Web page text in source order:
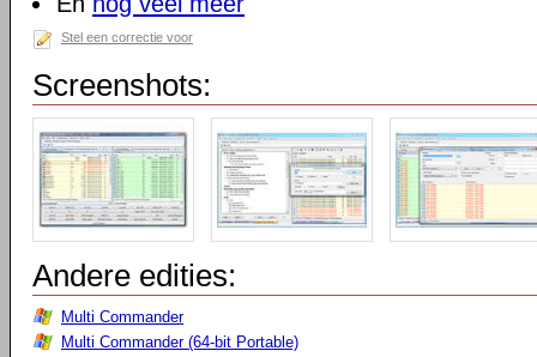
Stel een correctie voor
Screenshots:
Andere edities:
Multi Commander
Multi Commander (64-bit Portable)